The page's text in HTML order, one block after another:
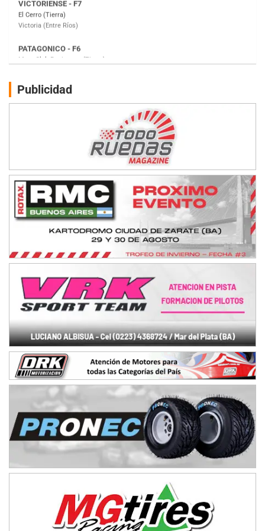
Moto Club Reginense (Tierra)
Gral. E. Godoy (Río Negro)
Juventud Unida (Tierra)
Humboldt (Santa Fe)
Ciudad de Avellaneda (Asfalto)
Avellaneda (Santa Fe)
José Samuel Sánchez (Tierra)
TUCUMANO - F5
Juan Navarro (Asfalto)
El Timbó (Tucumán)
COBERTURA ESPECIAL DE E-KART.COM.AR
08/09-AGO
IAME SERIES ARGENTINA 6
Ramiro Tot (Asfalto)
KDO - F6
Ciudad de Trenque Lauquen (Asfalto)
ENTRERRIANO - F6 (POSTERGADA)
Parque de la Velocidad (Asfalto)
Villaguay (Entre Ríos)
VICTORIENSE - F7
El Cerro (Tierra)
Victoria (Entre Ríos)
PATAGONICO - F6
Moto Club Reginense (Tierra)
Gral. E. Godoy (Río Negro)
CSK - F7
Humboldt (Santa Fe)
NORESTE SANTAFESINO - F6
Publicidad